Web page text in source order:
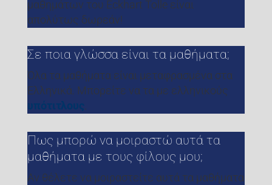
μαθημάτων του Eckhart Tolle είναι
απολύτως δωρεάν!
Σε ποια γλώσσα είναι τα μαθήματα;
Όλα τα μαθήματα είναι μεταφρασμένα στα
Ελληνικά. Μπορείτε να τα με ελληνικούς
υπότιτλους.
Πως μπορώ να μοιραστώ αυτά τα
μαθήματα με τους φίλους μου;
Αν θέλετε να μοιραστείτε αυτά τα μαθήματα